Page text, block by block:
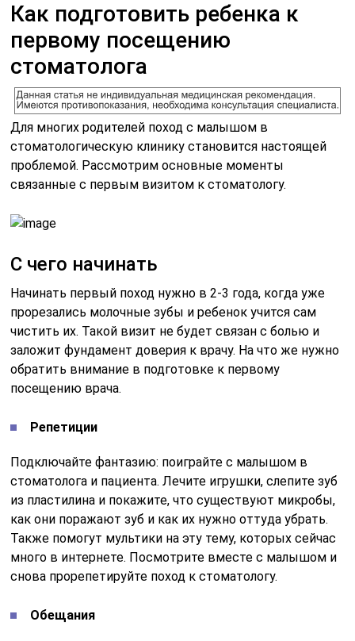
Как подготовить ребенка к
первому посещению
стоматолога
Для многих родителей поход с малышом в
стоматологическую клинику становится настоящей
проблемой. Рассмотрим основные моменты
связанные с первым визитом к стоматологу.
С чего начинать
Начинать первый поход нужно в 2-3 года, когда уже
прорезались молочные зубы и ребенок учится сам
чистить их. Такой визит не будет связан с болью и
заложит фундамент доверия к врачу. На что же нужно
обратить внимание в подготовке к первому
посещению врача.
Репетиции
Подключайте фантазию: поиграйте с малышом в
стоматолога и пациента. Лечите игрушки, слепите зуб
из пластилина и покажите, что существуют микробы,
как они поражают зуб и как их нужно оттуда убрать.
Также помогут мультики на эту тему, которых сейчас
много в интернете. Посмотрите вместе с малышом и
снова прорепетируйте поход к стоматологу.
Обещания